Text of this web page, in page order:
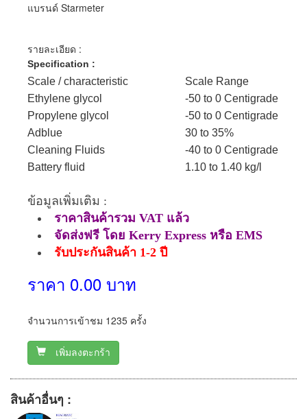
แบรนด์ Starmeter
รายละเอียด :
Specification :
Scale / characteristic
Scale Range
Ethylene glycol
-50 to 0 Centigrade
Propylene glycol
-50 to 0 Centigrade
Adblue
30 to 35%
Cleaning Fluids
-40 to 0 Centigrade
Battery fluid
1.10 to 1.40 kg/l
ข้อมูลเพิ่มเติม :
ราคาสินค้ารวม VAT แล้ว
จัดส่งฟรี โดย Kerry Express หรือ EMS
รับประกันสินค้า 1-2 ปี
ราคา 0.00 บาท
จำนวนการเข้าชม 1235 ครั้ง
เพิ่มลงตะกร้า
สินค้าอื่นๆ :